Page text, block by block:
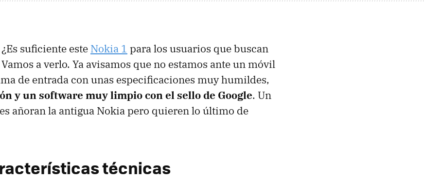
suficiente este Nokia 1 para los usuarios que buscan
a verlo. Ya avisamos que no estamos ante un móvil
de entrada con unas especificaciones muy humildes,
y un software muy limpio con el sello de Google. Un
añoran la antigua Nokia pero quieren lo último de
técnicas